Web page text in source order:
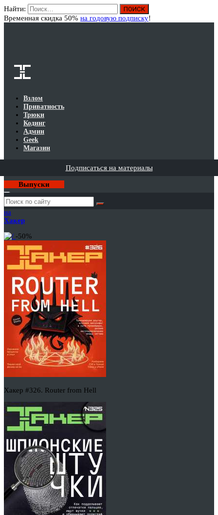
Найти:
Временная скидка 50% на годовую подписку!
Взлом
Приватность
Трюки
Кодинг
Админ
Geek
Магазин
Подписаться на материалы
Выпуски
Годовая
подписка
на
Хакер
-50%
Хакер #326. Router from Hell